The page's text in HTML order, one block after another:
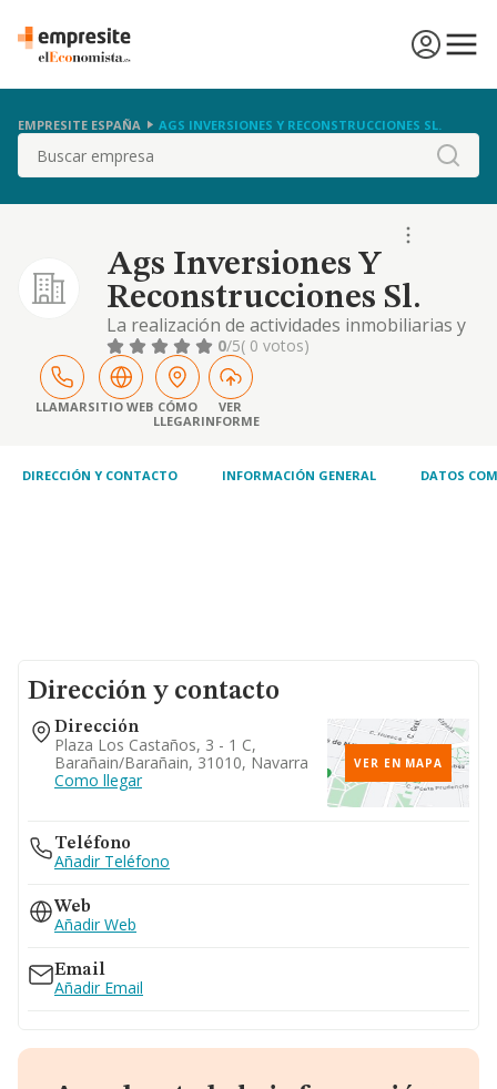
EMPRESITE ESPAÑA AGS INVERSIONES Y RECONSTRUCCIONES SL.
Buscar
Ags Inversiones Y
Reconstrucciones Sl.
La realización de actividades inmobiliarias y
de sus servicios anexos o complementarios,
se incluyen dentro: servicios de
compraventa, arrendamiento, promoción,
gestión, comercialización, construcción,
rehabilitación y otras actividades
0/5( 0 votos)
LLAMARSITIO WEB CÓMO
LLEGAR
VER
INFORME
DIRECCIÓN Y CONTACTO INFORMACIÓN GENERAL DATOS
Dirección y contacto
Dirección
Plaza Los Castaños, 3 - 1 C,
Barañain/barañain, 31010, Navarra
Como llegar
VER EN MAPA
Teléfono
Añadir Teléfono
Web
Añadir Web
Email
Añadir Email